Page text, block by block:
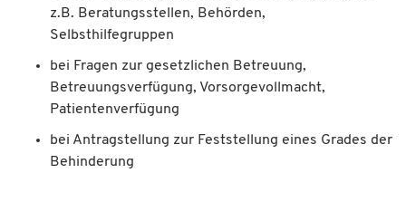
z.B. Beratungsstellen, Behörden,
Selbsthilfegruppen
bei Fragen zur gesetzlichen Betreuung,
Betreuungsverfügung, Vorsorgevollmacht,
Patientenverfügung
bei Antragstellung zur Feststellung eines Grades der
Behinderung